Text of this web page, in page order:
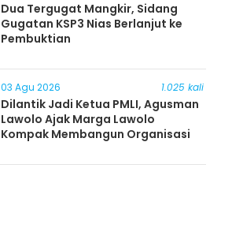
Dua Tergugat Mangkir, Sidang
Gugatan KSP3 Nias Berlanjut ke
Pembuktian
03 Agu 2026 1.025 kali
Dilantik Jadi Ketua PMLI, Agusman
Lawolo Ajak Marga Lawolo
Kompak Membangun Organisasi